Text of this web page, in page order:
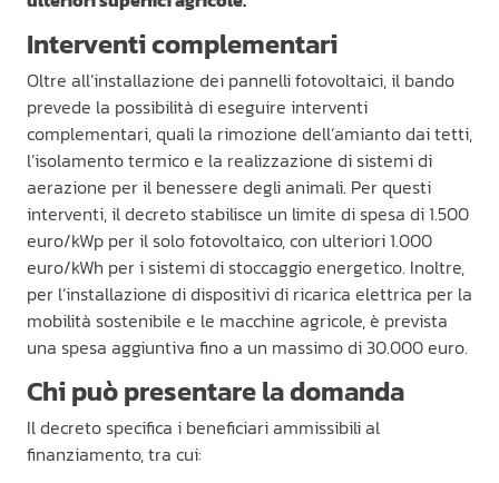
Interventi complementari
Oltre all’installazione dei pannelli fotovoltaici, il bando
prevede la possibilità di eseguire interventi
complementari, quali la rimozione dell’amianto dai tetti,
l’isolamento termico e la realizzazione di sistemi di
aerazione per il benessere degli animali. Per questi
interventi, il decreto stabilisce un limite di spesa di 1.500
euro/kWp per il solo fotovoltaico, con ulteriori 1.000
euro/kWh per i sistemi di stoccaggio energetico. Inoltre,
per l’installazione di dispositivi di ricarica elettrica per la
mobilità sostenibile e le macchine agricole, è prevista
una spesa aggiuntiva fino a un massimo di 30.000 euro.
Chi può presentare la domanda
Il decreto specifica i beneficiari ammissibili al
finanziamento, tra cui: